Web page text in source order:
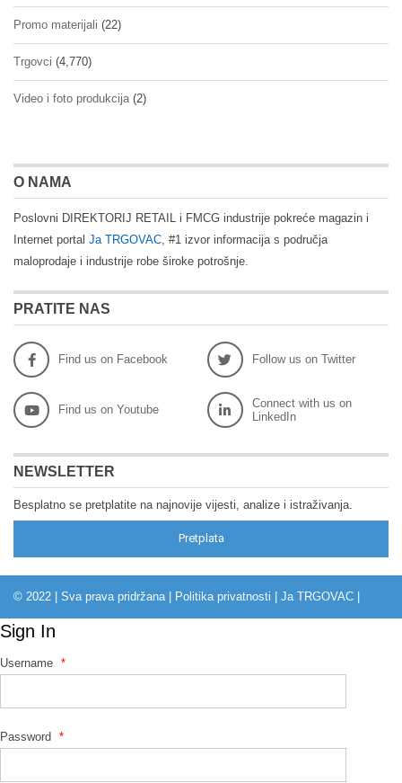
Promo materijali (22)
Trgovci (4,770)
Video i foto produkcija (2)
O NAMA
Poslovni DIREKTORIJ RETAIL i FMCG industrije pokreće magazin i
Internet portal Ja TRGOVAC , #1 izvor informacija s područja
maloprodaje i industrije robe široke potrošnje.
PRATITE NAS
Find us on Facebook Follow us on Twitter
Find us on Youtube
Connect with us on
LinkedIn
NEWSLETTER
Besplatno se pretplatite na najnovije vijesti, analize i istraživanja.
Pretplata
© 2022 | Sva prava pridržana | Politika privatnosti | Ja TRGOVAC |
Sign In
Username *
Password *